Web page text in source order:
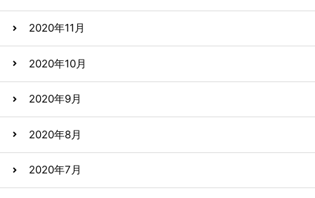
2020年11月
2020年10月
2020年9月
2020年8月
2020年7月